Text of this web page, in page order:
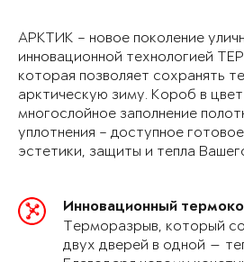
АРКТИК – новое поколение
инновационной технологией
которая позволяет сохранять
арктическую зиму. Короб в
многослойное заполнение
уплотнения – доступное
эстетики, защиты и тепла
Инновационный
Терморазрыв, который
двух дверей в одной —